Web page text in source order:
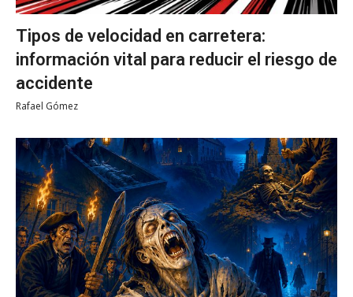
Tipos de velocidad en carretera:
información vital para reducir el riesgo de
accidente
Rafael Gómez